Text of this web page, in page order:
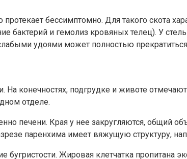
бессимптомно. Для такого скота
бактерий и гемолиз кровяных телец). У
удоями может полностью
конечностях, подгрудке и животе
отделе.
печени. Края у нее закругляются, общий
паренхима имеет вяжущую структуру,
Жировая клетчатка пропитана